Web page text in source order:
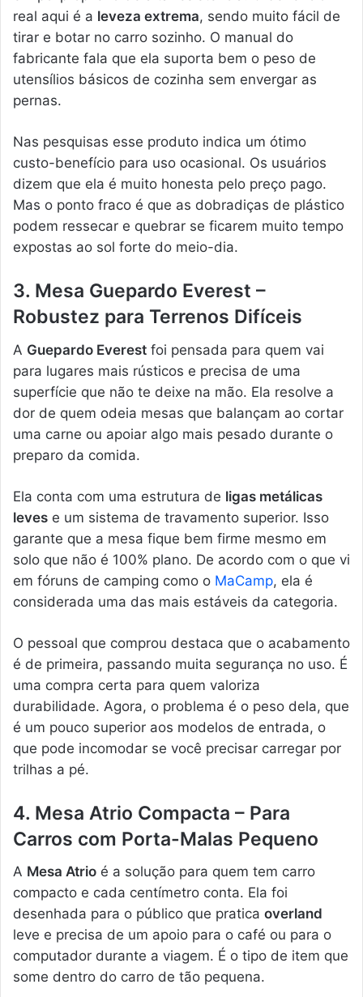
real aqui é a leveza extrema, sendo muito fácil de
tirar e botar no carro sozinho. O manual do
fabricante fala que ela suporta bem o peso de
utensílios básicos de cozinha sem envergar as
pernas.
Nas pesquisas esse produto indica um ótimo
custo-benefício para uso ocasional. Os usuários
dizem que ela é muito honesta pelo preço pago.
Mas o ponto fraco é que as dobradiças de plástico
podem ressecar e quebrar se ficarem muito tempo
expostas ao sol forte do meio-dia.
3. Mesa Guepardo Everest –
Robustez para Terrenos Difíceis
A Guepardo Everest foi pensada para quem vai
para lugares mais rústicos e precisa de uma
superfície que não te deixe na mão. Ela resolve a
dor de quem odeia mesas que balançam ao cortar
uma carne ou apoiar algo mais pesado durante o
preparo da comida.
Ela conta com uma estrutura de ligas metálicas
leves e um sistema de travamento superior. Isso
garante que a mesa fique bem firme mesmo em
solo que não é 100% plano. De acordo com o que vi
em fóruns de camping como o MaCamp, ela é
considerada uma das mais estáveis da categoria.
O pessoal que comprou destaca que o acabamento
é de primeira, passando muita segurança no uso. É
uma compra certa para quem valoriza
durabilidade. Agora, o problema é o peso dela, que
é um pouco superior aos modelos de entrada, o
que pode incomodar se você precisar carregar por
trilhas a pé.
4. Mesa Atrio Compacta – Para
Carros com Porta-Malas Pequeno
A Mesa Atrio é a solução para quem tem carro
compacto e cada centímetro conta. Ela foi
desenhada para o público que pratica overland
leve e precisa de um apoio para o café ou para o
computador durante a viagem. É o tipo de item que
some dentro do carro de tão pequena.